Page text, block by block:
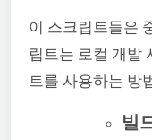
이 스크립트들은
립트는 로컬 개발
트를 사용하는 방
빌